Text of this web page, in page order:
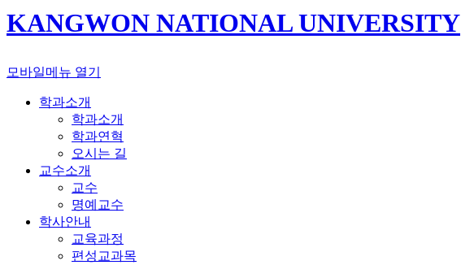
KANGWON NATIONAL UNIVERSITY
모바일메뉴 열기
학과소개
학과소개
학과연혁
오시는 길
교수소개
교수
명예교수
학사안내
교육과정
편성교과목